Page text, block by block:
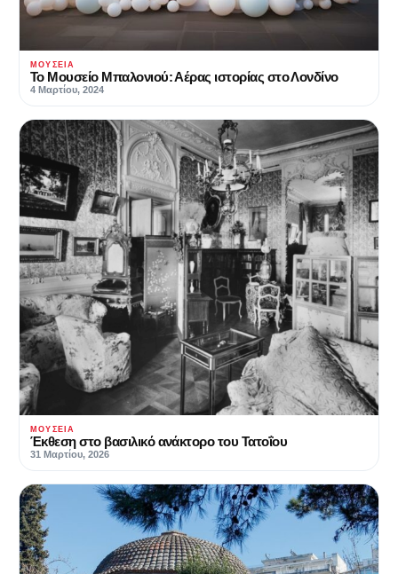
ΜΟΥΣΕΊΑ
Το Μουσείο Μπαλονιού: Αέρας ιστορίας στο Λονδίνο
4 Μαρτίου, 2024
ΜΟΥΣΕΊΑ
Έκθεση στο βασιλικό ανάκτορο του Τατοΐου
31 Μαρτίου, 2026